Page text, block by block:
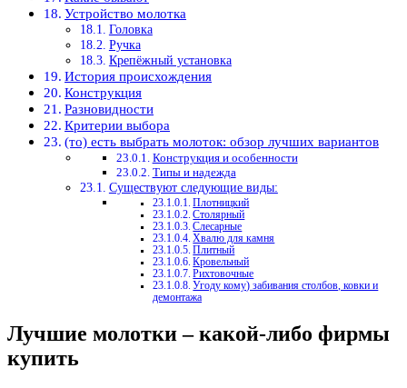
Устройство молотка
Головка
Ручка
Крепёжный установка
История происхождения
Конструкция
Разновидности
Критерии выбора
(то) есть выбрать молоток: обзор лучших вариантов
Конструкция и особенности
Типы и надежда
Существуют следующие виды:
Плотницкий
Столярный
Слесарные
Хвалю для камня
Плитный
Кровельный
Рихтовочные
Угоду кому) забивания столбов, ковки и
демонтажа
Лучшие молотки – какой-либо фирмы
купить